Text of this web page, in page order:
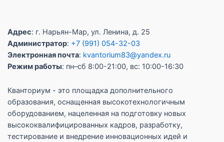
Адрес: г. Нарьян-Мар, ул. Ленина, д. 25
Администратор: +7 (991) 054-32-03
Электронная почта: kvantorium83@yandex.ru
Режим работы: пн–сб 8:00-21:00, вс: 10:00-16:30
Кванториум - это площадка дополнительного
образования, оснащенная высокотехнологичным
оборудованием, нацеленная на подготовку новых
высококвалифицированных кадров, разработку,
тестирование и внедрение инновационных идей и